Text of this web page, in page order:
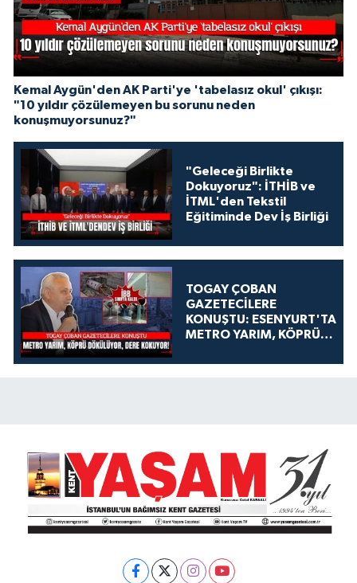
Kemal Aygün'den AK Parti'ye 'tabelasız okul' çıkışı:
"10 yıldır çözülemeyen bu sorunu neden
konuşmuyorsunuz?"
"Geleceği Birlikte
Dokuyoruz": İTHİB ve
İTML'den Tekstil
Eğitiminde Dev İş Birliği
TOGAY ÇOBAN
GAZETECİLERE
KONUŞTU: ESENYURT'TA
METRO YARIM, KÖPRÜ
KOKUYOR!